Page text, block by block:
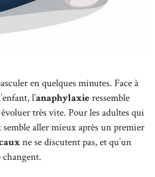
en quelques minutes. Face à
l’anaphylaxieressemble
très vite. Pour les adultes qui
semble aller mieux après un premier
ne se discutent pas, et qu’un
changent.